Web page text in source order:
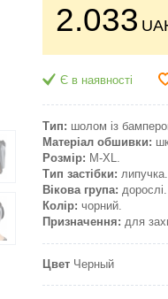
2.033
Є в наявності
Тип: шолом із
Матеріал обшивки:
Розмір: М-XL.
Тип застібки: липучка.
Вікова група: дорослі.
Колір: чорний.
Призначення: для
Цвет Черный